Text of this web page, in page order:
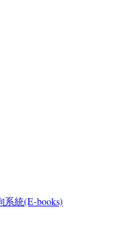
統(E-books)